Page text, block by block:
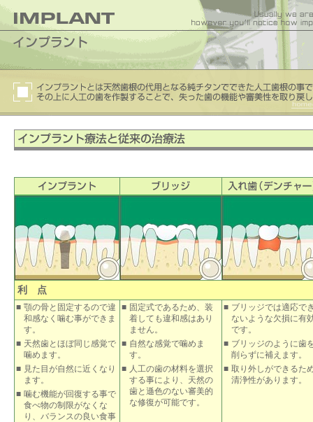
利 点
■ 顎の骨と固定するので違
和感なく噛む事ができま
す。
■ 天然歯とほぼ同じ感覚で
噛めます。
■ 見た目が自然に近くなり
ます。
■ 噛む機能が回復する事で
食べ物の制限がなくな
り、バランスの良い食事
■ 固定式であるため、装
着しても違和感はあり
ません。
■ 自然な感覚で噛めま
す。
■ 人工の歯の材料を選択
する事により、天然の
歯と遜色のない審美的
な修復が可能です。
■ ブリッジでは適応で
ないような欠損に有
です。
■ ブリッジのように歯
削らずに補えます。
■ 取り外しができるた
清浄性があります。